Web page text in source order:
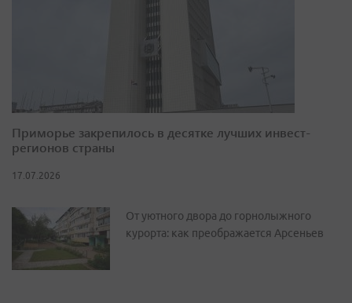
Приморье закрепилось в десятке лучших инвест-
регионов страны
17.07.2026
От уютного двора до горнолыжного
курорта: как преображается Арсеньев